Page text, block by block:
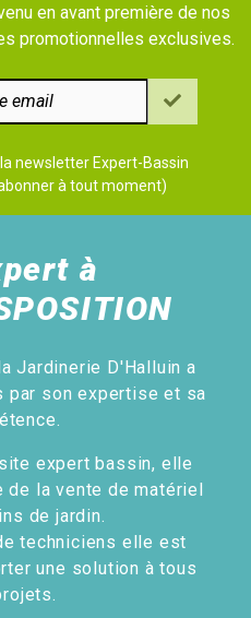
en avant première de nos
promotionnelles exclusives.
newsletter Expert-Bassin
à tout moment)
à
Jardinerie D'Halluin a
son expertise et sa
expert bassin, elle
la vente de matériel
de jardin.
techniciens elle est
une solution à tous